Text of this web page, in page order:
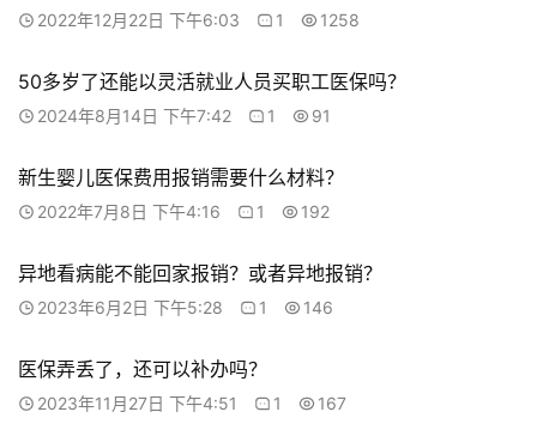
2022年12月22日 下午6:03 1 1258
50多岁了还能以灵活就业人员买职工医保吗？
2024年8月14日 下午7:42 1 91
新生婴儿医保费用报销需要什么材料？
2022年7月8日 下午4:16 1 192
异地看病能不能回家报销？或者异地报销？
2023年6月2日 下午5:28 1 146
医保弄丢了，还可以补办吗？
2023年11月27日 下午4:51 1 167